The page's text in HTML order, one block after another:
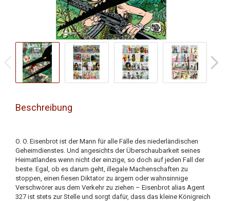
Beschreibung
O. O. Eisenbrot ist der Mann für alle Fälle des niederländischen
Geheimdienstes. Und angesichts der Überschaubarkeit seines
Heimatlandes wenn nicht der einzige, so doch auf jeden Fall der
beste. Egal, ob es darum geht, illegale Machenschaften zu
stoppen, einen fiesen Diktator zu ärgern oder wahnsinnige
Verschwörer aus dem Verkehr zu ziehen – Eisenbrot alias Agent
327 ist stets zur Stelle und sorgt dafür, dass das kleine Königreich